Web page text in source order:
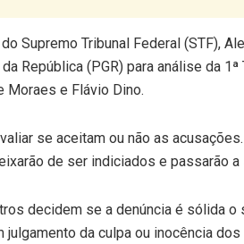
Supremo Tribunal Federal (STF),
República (PGR) para análise da
Moraes e Flávio Dino.
se aceitam ou não as
de ser indiciados e passarão a
decidem se a denúncia é sólida
julgamento da culpa ou inocência